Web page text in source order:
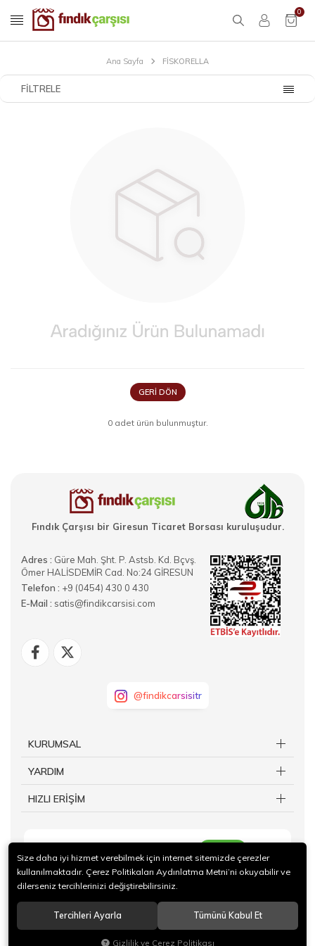
0
Ana Sayfa FİSKORELLA
FILTRELE
GERI DÖN
0 adet ürün bulunmuştur.
Fındık Çarşısı bir Giresun Ticaret Borsası kuruluşudur.
Adres : Güre Mah. Şht. P. Astsb. Kd. Bçvş.
Ömer HALİSDEMİR Cad. No:24 GİRESUN
Telefon : +9 (0454) 430 0 430
E-Mail : satis@findikcarsisi.com
@findikcarsisitr
KURUMSAL
YARDIM
HIZLI ERİŞİM
© 2024 Giresun Ticaret Borsası İktisadi İşletmesi Tüm hakları saklıdır.
Size daha iyi hizmet verebilmek için internet sitemizde çerezler
kullanılmaktadır. Çerez Politikaları Aydınlatma Metni’ni okuyabilir ve
dilerseniz tercihlerinizi değiştirebilirsiniz.
Tercihleri Ayarla Tümünü Kabul Et
Gizlilik ve Çerez Politikası